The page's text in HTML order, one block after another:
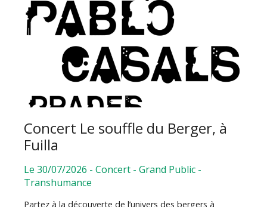
Concert Le souffle du Berger, à
Fuilla
Le 30/07/2026 - Concert - Grand Public -
Transhumance
Partez à la découverte de l’univers des bergers à